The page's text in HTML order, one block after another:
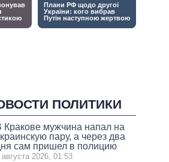
ПОЛИТИКИ
Кракове мужчина напал на
пару, а через два
сам пришел в полицию
августа 2026, 01:53